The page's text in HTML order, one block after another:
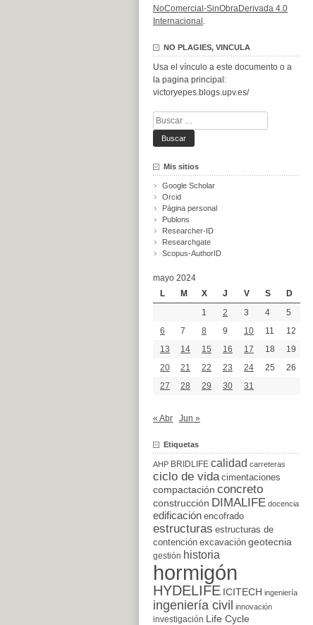
NoComercial-SinObraDerivada 4.0
Internacional .
NO PLAGIES, VINCULA
Usa el vínculo a este documento o a
la pagina principal:
victoryepes.blogs.upv.es/
Buscar:
Mis sitios
Google Scholar
Orcid
Página personal
Publons
Researcher-ID
Researchgate
Scopus-AuthorID
mayo 2024
L
M X J V S
D
1
2 3 4
5
6
7 8 9 10 11
12
13
14 15 16 17 18
19
20
21 22 23 24 25
26
27
28 29 30 31
« Abr Jun »
Etiquetas
AHP BRIDLIFE calidad carreteras
ciclo de vida cimentaciones
compactación concreto
construcción DIMALIFE docencia
edificación encofrado
estructuras estructuras de
contención excavación geotecnia
gestión historia
hormigón
HYDELIFE ICITECH ingeniería
ingeniería civil innovación
investigación
Life Cycle